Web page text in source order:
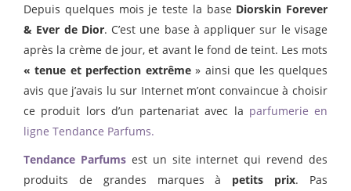
Depuis quelques mois je teste la base Diorskin Forever
& Ever de Dior. C’est une base à appliquer sur le visage
après la crème de jour, et avant le fond de teint. Les mots
« tenue et perfection extrême» ainsi que les quelques
avis que j’avais lu sur Internet m’ont convaincue à choisir
ce produit lors d’un partenariat avec la parfumerie en
ligne Tendance Parfums.
Tendance Parfumsest un site internet qui revend des
produits de grandes marques à petits prix. Pas